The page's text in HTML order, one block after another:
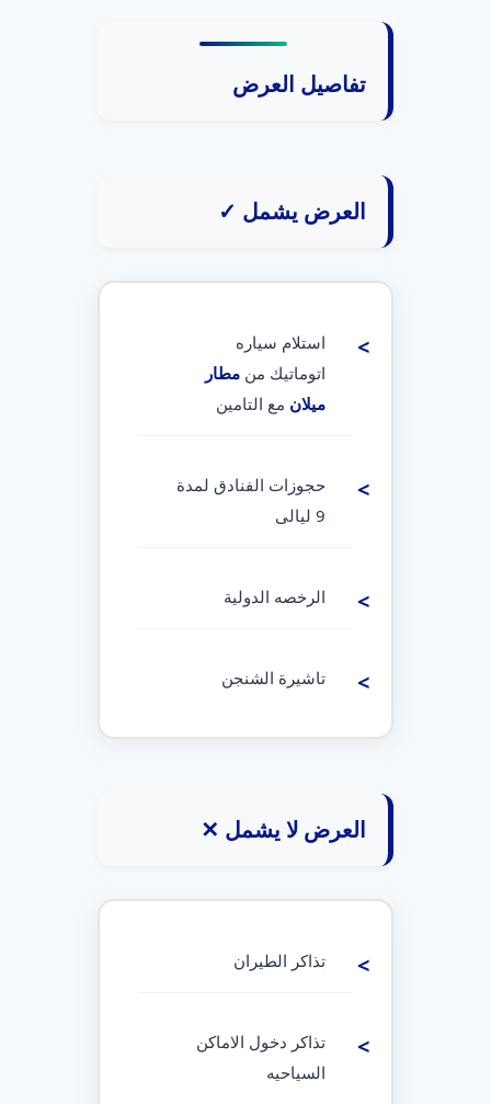
تفاصيل العرض
العرض يشمل ✓
استلام سياره
اتوماتيك من مطار
ميلان مع التامين
حجوزات الفنادق لمدة
9 ليالى
الرخصه الدولية
تاشيرة الشنجن
العرض لا يشمل ✕
تذاكر الطيران
تذاكر دخول الاماكن
السياحيه